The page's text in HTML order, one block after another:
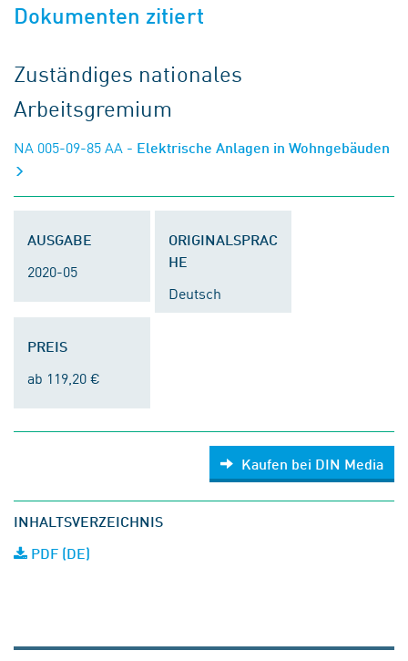
Dokumenten zitiert
Zuständiges nationales
Arbeitsgremium
NA 005-09-85 AA - Elektrische Anlagen in Wohngebäuden
AUSGABE
2020-05
ORIGINALSPRAC
HE
Deutsch
PREIS
ab 119,20 €
Kaufen bei DIN Media
INHALTSVERZEICHNIS
PDF (DE)